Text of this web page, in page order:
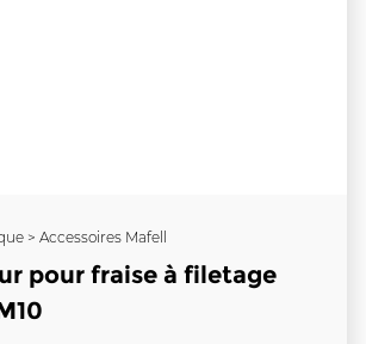
> Accessoires Mafell
pour fraise à filetage